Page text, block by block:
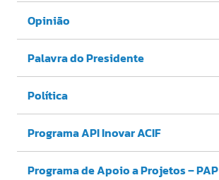
Opinião
Palavra do Presidente
Política
Programa API Inovar ACIF
Programa de Apoio a Projetos – PAP